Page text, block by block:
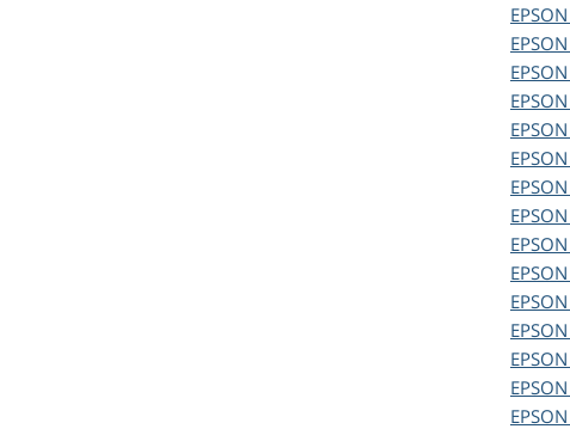
EPSON
EPSON
EPSON
EPSON
EPSON
EPSON
EPSON
EPSON
EPSON
EPSON
EPSON
EPSON
EPSON
EPSON
EPSON